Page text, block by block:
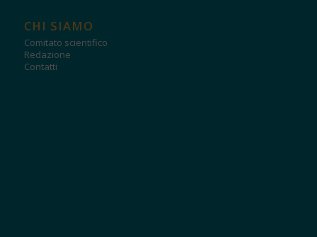
CHI SIAMO
Comitato scientifico
Redazione
Contatti